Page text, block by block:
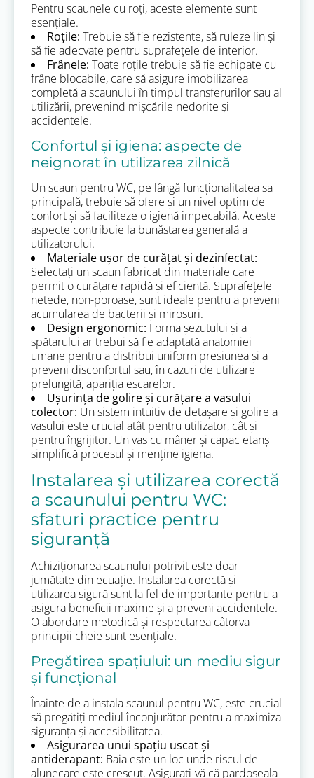
Pentru scaunele cu roți, aceste elemente sunt
esențiale.
Roțile: Trebuie să fie rezistente, să ruleze lin și
să fie adecvate pentru suprafețele de interior.
Frânele: Toate roțile trebuie să fie echipate cu
frâne blocabile, care să asigure imobilizarea
completă a scaunului în timpul transferurilor sau al
utilizării, prevenind mișcările nedorite și
accidentele.
Confortul și igiena: aspecte de
neignorat în utilizarea zilnică
Un scaun pentru WC, pe lângă funcționalitatea sa
principală, trebuie să ofere și un nivel optim de
confort și să faciliteze o igienă impecabilă. Aceste
aspecte contribuie la bunăstarea generală a
utilizatorului.
Materiale ușor de curățat și dezinfectat:
Selectați un scaun fabricat din materiale care
permit o curățare rapidă și eficientă. Suprafețele
netede, non-poroase, sunt ideale pentru a preveni
acumularea de bacterii și mirosuri.
Design ergonomic: Forma șezutului și a
spătarului ar trebui să fie adaptată anatomiei
umane pentru a distribui uniform presiunea și a
preveni disconfortul sau, în cazuri de utilizare
prelungită, apariția escarelor.
Ușurința de golire și curățare a vasului
colector: Un sistem intuitiv de detașare și golire a
vasului este crucial atât pentru utilizator, cât și
pentru îngrijitor. Un vas cu mâner și capac etanș
simplifică procesul și menține igiena.
Instalarea și utilizarea corectă
a scaunului pentru WC:
sfaturi practice pentru
siguranță
Achiziționarea scaunului potrivit este doar
jumătate din ecuație. Instalarea corectă și
utilizarea sigură sunt la fel de importante pentru a
asigura beneficii maxime și a preveni accidentele.
O abordare metodică și respectarea câtorva
principii cheie sunt esențiale.
Pregătirea spațiului: un mediu sigur
și funcțional
Înainte de a instala scaunul pentru WC, este crucial
să pregătiți mediul înconjurător pentru a maximiza
siguranța și accesibilitatea.
Asigurarea unui spațiu uscat și
antiderapant: Baia este un loc unde riscul de
alunecare este crescut. Asigurați-vă că pardoseala